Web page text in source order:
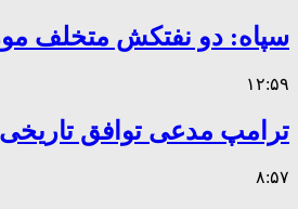
سپاه: دو نفتکش متخلف
۱۲:۵۹
ترامپ مدعی توافق
۸:۵۷